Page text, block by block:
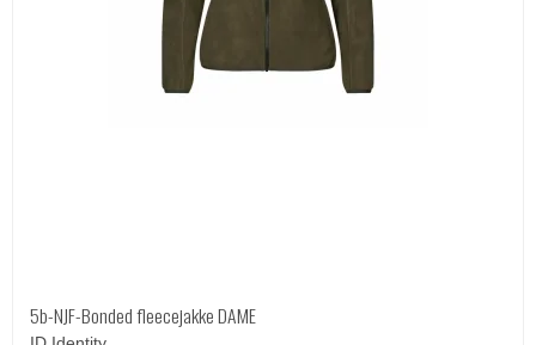
5b-NJF-Bonded fleecejakke DAME